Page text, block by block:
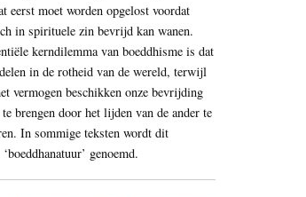
eerst moet worden opgelost voordat
in spirituele zin bevrijd kan wanen.
kerndilemma van boeddhisme is dat
in de rotheid van de wereld, terwijl
vermogen beschikken onze bevrijding
brengen door het lijden van de ander te
In sommige teksten wordt dit
genoemd.